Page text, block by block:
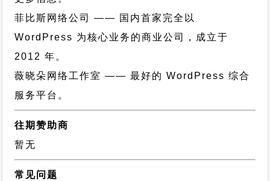
菲比斯网络公司
—— 国内首家完全以
WordPress 为核心业务的商业公司，成立于
2012 年。
薇晓朵网络工作室 —— 最好的 WordPress 综合
服务平台。
往期赞助商
暂无
常见问题